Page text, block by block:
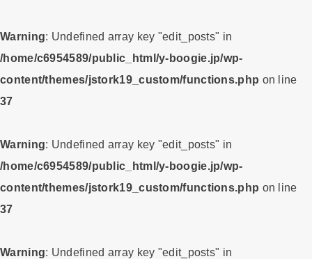
Warning: Undefined array key "edit_posts" in
/home/c6954589/public_html/y-boogie.jp/wp-
content/themes/jstork19_custom/functions.php on line
37
Warning: Undefined array key "edit_posts" in
/home/c6954589/public_html/y-boogie.jp/wp-
content/themes/jstork19_custom/functions.php on line
37
Warning: Undefined array key "edit_posts" in